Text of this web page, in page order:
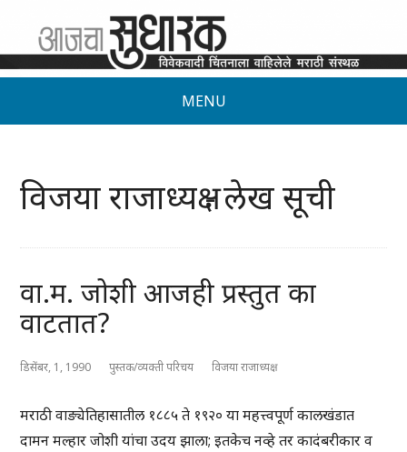
MENU
विजया राजाध्यक्ष - लेख सूची
वा.म. जोशी आजही प्रस्तुत का
वाटतात?
डिसेंबर, 1, 1990 पुस्तक/व्यक्ती परिचय विजया राजाध्यक्ष
मराठी वाङ्येतिहासातील १८८५ ते १९२० या महत्त्वपूर्ण कालखंडात
दामन मल्हार जोशी यांचा उदय झाला; इतकेच नव्हे तर कादंबरीकार व